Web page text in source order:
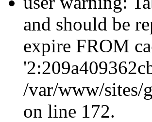
and should be
expire FROM
/var/www/sites/
on line 172.